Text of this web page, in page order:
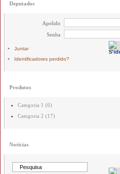
Deputados
Apelido
Senha
Juntar
Identificadores perdido?
Produtos
Categoria 1 (6)
Categoria 2 (17)
Notícias